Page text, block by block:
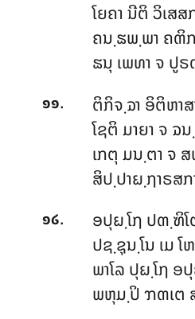
ໂຍຄາ ນີຕິ ວິເສສ
ຄນ຺ຘພ຺ພາ ຄຓິກ
ຘນຸ ເພທາ ຈ ປູຣ
໑໑.
ຕິກິຈ຺ຉາ ອິຕິຫາສ
ໂຊຕິ ມາຍາ ຈ ຉ
ເກຕຸ ມນ຺ຕາ ຈ
ສິປ຺ປາຏ຺ຐາຣສກ
໑໒.
ອປຸຏ຺ໂຐ ປຓ຺ຑິໂ
ປຊ຺ຊຸນ຺ໂນ ເມ ໂ
ພາໂລ ປຸຏ຺ໂຐ ອ
ພຫຸມ຺ປິ ຠຓເຕ